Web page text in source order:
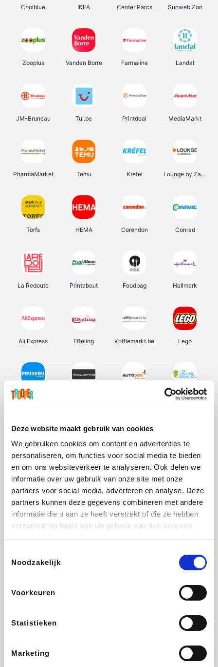
Deze website maakt gebruik van cookies
We gebruiken cookies om content en advertenties te
personaliseren, om functies voor social media te bieden
en om ons websiteverkeer te analyseren. Ook delen we
informatie over uw gebruik van onze site met onze
partners voor social media, adverteren en analyse. Deze
partners kunnen deze gegevens combineren met andere
informatie die u aan ze heeft verstrekt of die ze hebben
verzameld op basis van uw gebruik van hun services.
Noodzakelijk
Voorkeuren
Statistieken
Marketing
Coolblue IKEA Center Parcs Sunweb Zon
Zooplus Vanden Borre Farmaline Landal
JM-Bruneau Tui.be Printdeal MediaMarkt
PharmaMarket Temu Krefel Lounge by Zalando
Torfs HEMA Corendon Conrad
La Redoute Printabout Foodbag Hallmark
Ali Express Efteling Koffiemarkt.be Lego
Prijsvrij De Online Drogist
Vidaxl Plopsa Lampenlicht.be Adidas
All Accor
DectDirect ZEB
SupraBazar